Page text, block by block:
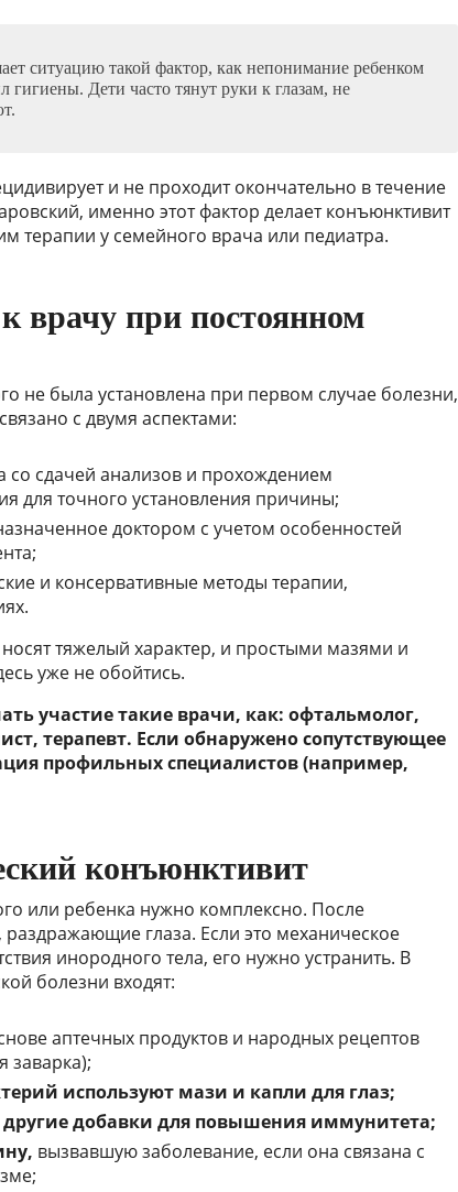
ситуацию такой фактор, как непонимание ребенком
гигиены. Дети часто тянут руки к глазам, не
и не проходит окончательно в течение
именно этот фактор делает конъюнктивит
терапии у семейного врача или педиатра.
врачу при постоянном
не была установлена при первом случае болезни,
с двумя аспектами:
со сдачей анализов и прохождением
для точного установления причины;
доктором с учетом особенностей
и консервативные методы терапии,
тяжелый характер, и простыми мазями и
уже не обойтись.
участие такие врачи, как: офтальмолог,
терапевт. Если обнаружено сопутствующее
профильных специалистов (например,
конъюнктивит
или ребенка нужно комплексно. После
глаза. Если это механическое
инородного тела, его нужно устранить. В
болезни входят:
аптечных продуктов и народных рецептов
используют мази и капли для глаз;
добавки для повышения иммунитета;
вызвавшую заболевание, если она связана с